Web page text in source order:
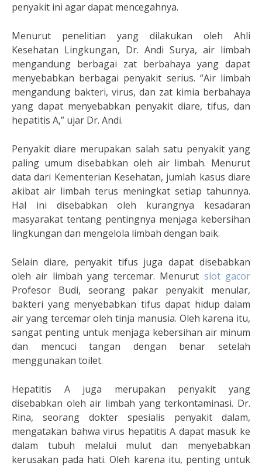
penyakit ini agar dapat mencegahnya.
Menurut penelitian yang dilakukan oleh Ahli
Kesehatan Lingkungan, Dr. Andi Surya, air limbah
mengandung berbagai zat berbahaya yang dapat
menyebabkan berbagai penyakit serius. “Air limbah
mengandung bakteri, virus, dan zat kimia berbahaya
yang dapat menyebabkan penyakit diare, tifus, dan
hepatitis A,” ujar Dr. Andi.
Penyakit diare merupakan salah satu penyakit yang
paling umum disebabkan oleh air limbah. Menurut
data dari Kementerian Kesehatan, jumlah kasus diare
akibat air limbah terus meningkat setiap tahunnya.
Hal ini disebabkan oleh kurangnya kesadaran
masyarakat tentang pentingnya menjaga kebersihan
lingkungan dan mengelola limbah dengan baik.
Selain diare, penyakit tifus juga dapat disebabkan
oleh air limbah yang tercemar. Menurut slot gacor
Profesor Budi, seorang pakar penyakit menular,
bakteri yang menyebabkan tifus dapat hidup dalam
air yang tercemar oleh tinja manusia. Oleh karena itu,
sangat penting untuk menjaga kebersihan air minum
dan mencuci tangan dengan benar setelah
menggunakan toilet.
Hepatitis A juga merupakan penyakit yang
disebabkan oleh air limbah yang terkontaminasi. Dr.
Rina, seorang dokter spesialis penyakit dalam,
mengatakan bahwa virus hepatitis A dapat masuk ke
dalam tubuh melalui mulut dan menyebabkan
kerusakan pada hati. Oleh karena itu, penting untuk